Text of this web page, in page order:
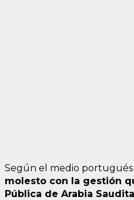
Según el medio portugués
molesto con la gestión
Pública de Arabia